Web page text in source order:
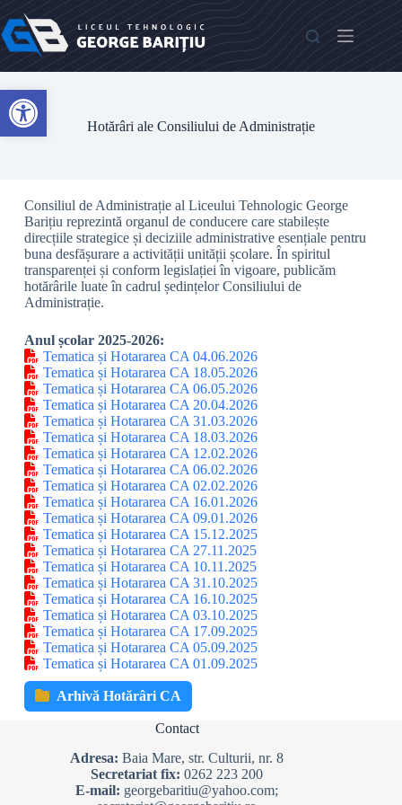
Open toolbar
Hotărâri ale Consiliului de Administrație
Consiliul de Administrație al Liceului Tehnologic George
Barițiu reprezintă organul de conducere care stabilește
direcțiile strategice și deciziile administrative esențiale pentru
buna desfășurare a activității unității școlare. În spiritul
transparenței și conform legislației în vigoare, publicăm
hotărârile luate în cadrul ședințelor Consiliului de
Administrație.
Anul școlar 2025-2026:
Tematica și Hotararea CA 04.06.2026
Tematica și Hotararea CA 18.05.2026
Tematica și Hotararea CA 06.05.2026
Tematica și Hotararea CA 20.04.2026
Tematica și Hotararea CA 31.03.2026
Tematica și Hotararea CA 18.03.2026
Tematica și Hotararea CA 12.02.2026
Tematica și Hotararea CA 06.02.2026
Tematica și Hotararea CA 02.02.2026
Tematica și Hotararea CA 16.01.2026
Tematica și Hotararea CA 09.01.2026
Tematica și Hotararea CA 15.12.2025
Tematica și Hotararea CA 27.11.2025
Tematica și Hotararea CA 10.11.2025
Tematica și Hotararea CA 31.10.2025
Tematica și Hotararea CA 16.10.2025
Tematica și Hotararea CA 03.10.2025
Tematica și Hotararea CA 17.09.2025
Tematica și Hotararea CA 05.09.2025
Tematica și Hotararea CA 01.09.2025
Arhivă Hotărâri CA
Contact
Adresa: Baia Mare, str. Culturii, nr. 8
Secretariat fix: 0262 223 200
E-mail: georgebaritiu@yahoo.com;